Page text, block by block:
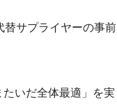
替サプライヤーの事前
いだ全体最適」を実